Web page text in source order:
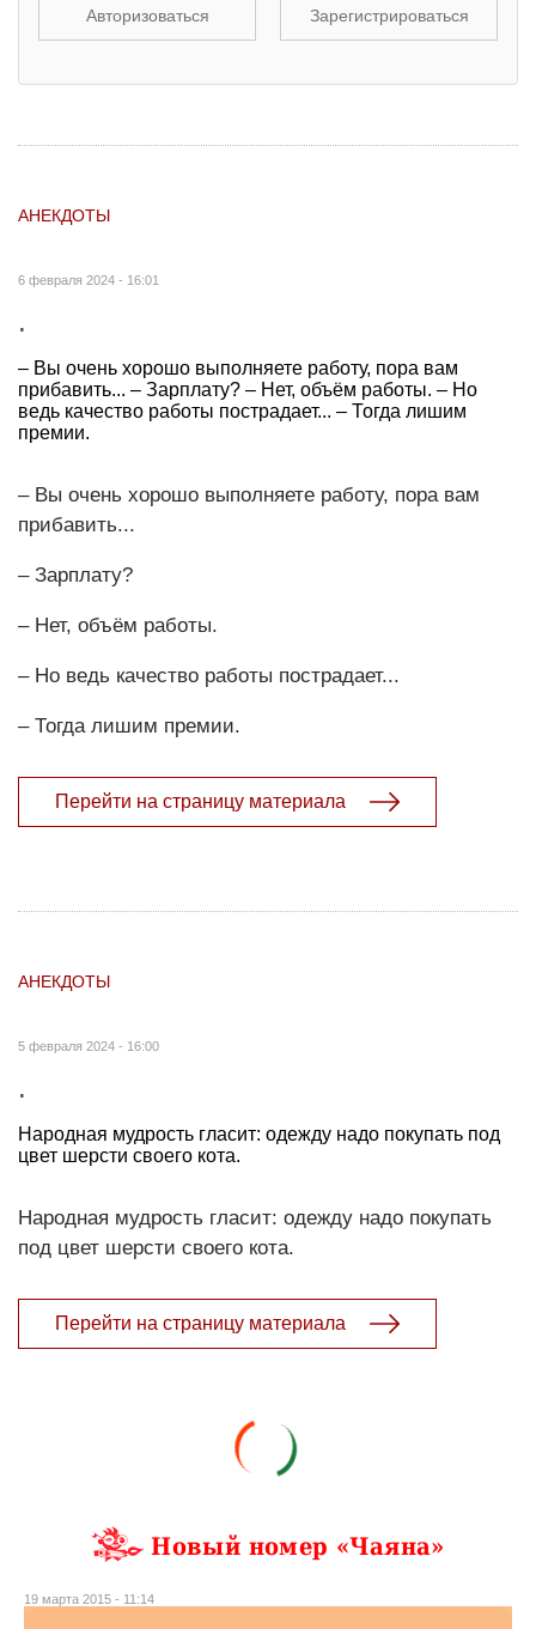
Авторизоваться Зарегистрироваться
АНЕКДОТЫ
6 февраля 2024 - 16:01
.
– Вы очень хорошо выполняете работу, пора вам
прибавить... – Зарплату? – Нет, объём работы. – Но
ведь качество работы пострадает... – Тогда лишим
премии.
– Вы очень хорошо выполняете работу, пора вам
прибавить...
– Зарплату?
– Нет, объём работы.
– Но ведь качество работы пострадает...
– Тогда лишим премии.
Перейти на страницу материала
АНЕКДОТЫ
5 февраля 2024 - 16:00
.
Народная мудрость гласит: одежду надо покупать под
цвет шерсти своего кота.
Народная мудрость гласит: одежду надо покупать
под цвет шерсти своего кота.
Перейти на страницу материала
Новый номер «Чаяна»
19 марта 2015 - 11:14